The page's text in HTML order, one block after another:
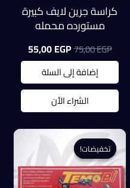
كراسة جرين لايف كبيرة
مستورده محمله
والعرس
75,00EGP السعر
الأصلي
هو:
75,00 EGP.
55,00EGP السعر
الحالي
55,00 EGP.
إضافة إلى السلة
الشراء الأن
تخفيضات!
تخفيضات!